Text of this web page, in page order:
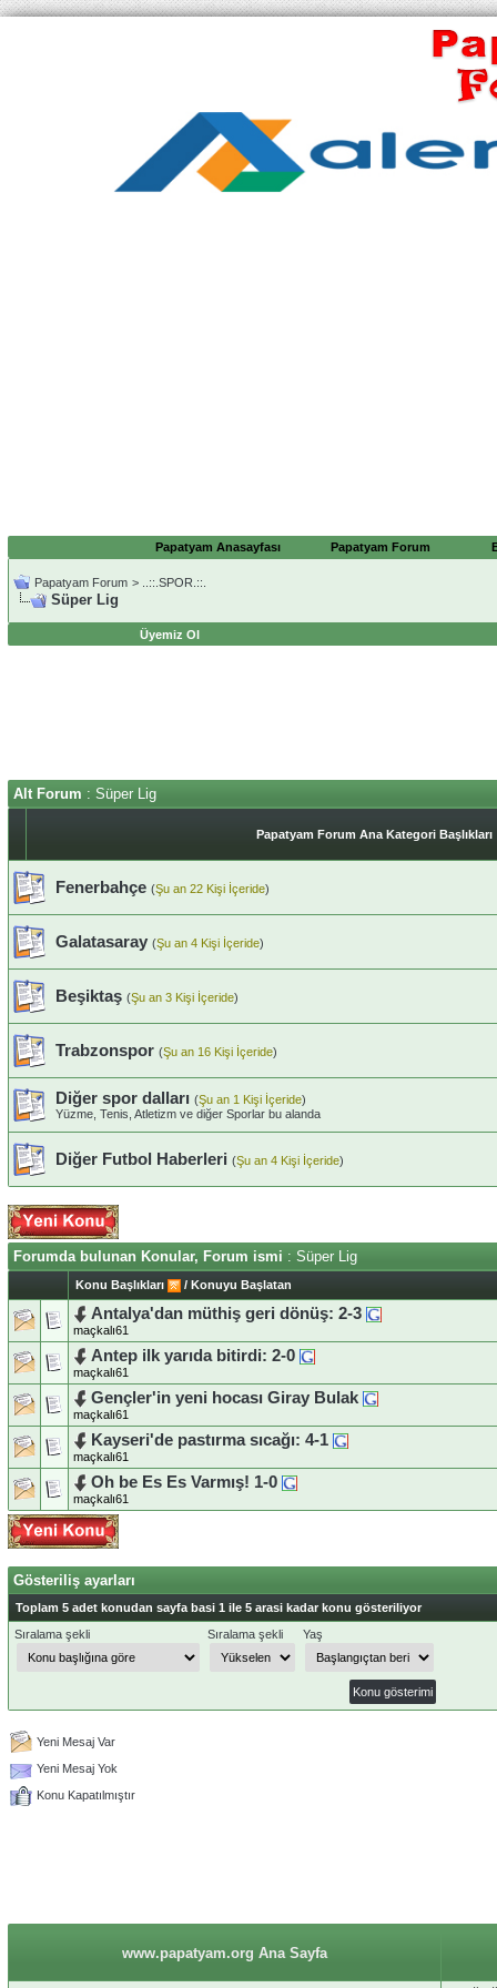
Papatyam Anasayfası Papatyam Forum
Papatyam Forum > ..::.SPOR.::.
Süper Lig
Üyemiz Ol
Alt Forum : Süper Lig
Papatyam Forum Ana Kategori Başlıkları
Fenerbahçe (Şu an 22 Kişi İçeride)
Galatasaray (Şu an 4 Kişi İçeride)
Beşiktaş (Şu an 3 Kişi İçeride)
Trabzonspor (Şu an 16 Kişi İçeride)
Diğer spor dalları (Şu an 1 Kişi İçeride)
Yüzme, Tenis, Atletizm ve diğer Sporlar bu alanda
Diğer Futbol Haberleri (Şu an 4 Kişi İçeride)
Forumda bulunan Konular, Forum ismi : Süper Lig
Konu Başlıkları / Konuyu Başlatan
Antalya'dan müthiş geri dönüş: 2-3
maçkalı61
Antep ilk yarıda bitirdi: 2-0
maçkalı61
Gençler'in yeni hocası Giray Bulak
maçkalı61
Kayseri'de pastırma sıcağı: 4-1
maçkalı61
Oh be Es Es Varmış! 1-0
maçkalı61
Gösteriliş ayarları
Toplam 5 adet konudan sayfa basi 1 ile 5 arasi kadar konu gösteriliyor
Sıralama şekli
Sıralama şekli Yaş
Yeni Mesaj Var
Yeni Mesaj Yok
Konu Kapatılmıştır
www.papatyam.org Ana Sayfa